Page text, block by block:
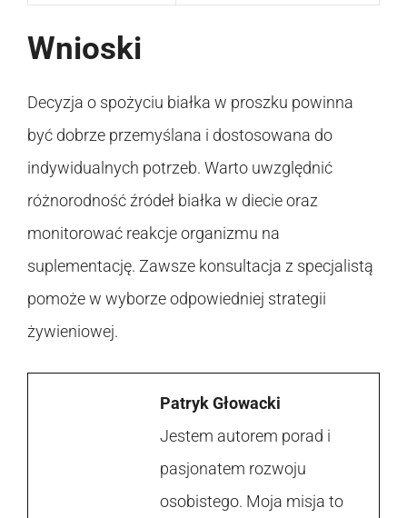
Wnioski
Decyzja o spożyciu białka w proszku powinna
być dobrze przemyślana i dostosowana do
indywidualnych potrzeb. Warto uwzględnić
różnorodność źródeł białka w diecie oraz
monitorować reakcje organizmu na
suplementację. Zawsze konsultacja z specjalistą
pomoże w wyborze odpowiedniej strategii
żywieniowej.
Patryk Głowacki
Jestem autorem porad i
pasjonatem rozwoju
osobistego. Moja misja to